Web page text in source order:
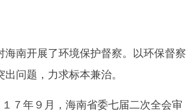
南开展了环境保护督察。以环保督察
问题，力求标本兼治。
７年９月，海南省委七届二次全会审